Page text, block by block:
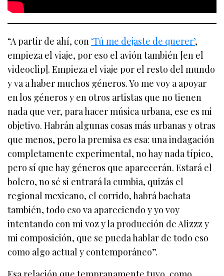
“A partir de ahí, con ‘Tú me dejaste de querer’,
empieza el viaje, por eso el avión también [en el
videoclip]. Empieza el viaje por el resto del mundo
y va a haber muchos géneros. Yo me voy a apoyar
en los géneros y en otros artistas que no tienen
nada que ver, para hacer música urbana, ese es mi
objetivo. Habrán algunas cosas más urbanas y otras
que menos, pero la premisa es esa: una indagación
completamente experimental, no hay nada típico,
pero sí que hay géneros que aparecerán. Estará el
bolero, no sé si entrará la cumbia, quizás el
regional mexicano, el corrido, habrá bachata
también, todo eso va apareciendo y yo voy
intentando con mi voz y la producción de Alizzz y
mi composición, que se pueda hablar de todo eso
como algo actual y contemporáneo”.